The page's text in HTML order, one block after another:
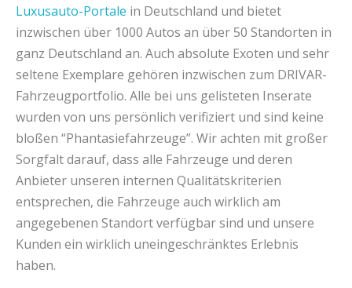
Luxusauto-Portale in Deutschland und bietet
inzwischen über 1000 Autos an über 50 Standorten in
ganz Deutschland an. Auch absolute Exoten und sehr
seltene Exemplare gehören inzwischen zum DRIVAR-
Fahrzeugportfolio. Alle bei uns gelisteten Inserate
wurden von uns persönlich verifiziert und sind keine
bloßen “Phantasiefahrzeuge”. Wir achten mit großer
Sorgfalt darauf, dass alle Fahrzeuge und deren
Anbieter unseren internen Qualitätskriterien
entsprechen, die Fahrzeuge auch wirklich am
angegebenen Standort verfügbar sind und unsere
Kunden ein wirklich uneingeschränktes Erlebnis
haben.